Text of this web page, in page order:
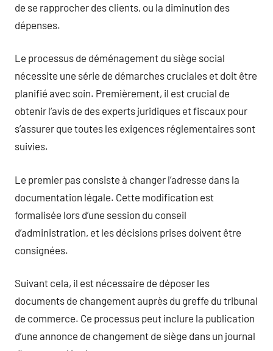
de se rapprocher des clients, ou la diminution des
dépenses.
Le processus de déménagement du siège social
nécessite une série de démarches cruciales et doit être
planifié avec soin. Premièrement, il est crucial de
obtenir l’avis de des experts juridiques et fiscaux pour
s’assurer que toutes les exigences réglementaires sont
suivies.
Le premier pas consiste à changer l’adresse dans la
documentation légale. Cette modification est
formalisée lors d’une session du conseil
d’administration, et les décisions prises doivent être
consignées.
Suivant cela, il est nécessaire de déposer les
documents de changement auprès du greffe du tribunal
de commerce. Ce processus peut inclure la publication
d’une annonce de changement de siège dans un journal